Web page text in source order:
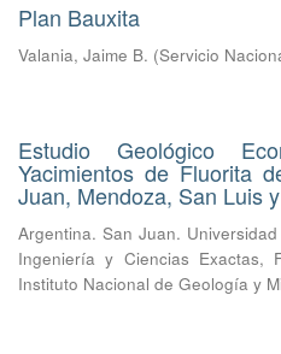
Plan Bauxita
Valania, Jaime B. (Servicio
Estudio Geológico
Yacimientos de Fluorita
Juan, Mendoza, San Luis
Argentina. San Juan.
Ingeniería y Ciencias Exactas,
Instituto Nacional de Geología y